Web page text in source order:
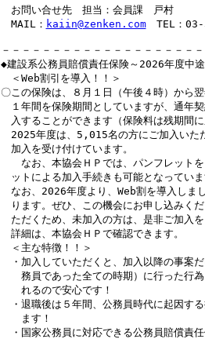
お問い合せ先　担当：会員課　戸村
MAIL： kaiin@zenken.com TEL：03-
－－－－－－－－－－－－－－－－－－－
◆建設系公務員賠償責任保険～2026年度中
＜Web割引を導入！！＞
〇この保険は、８月１日（午後４時）から
１年間を保険期間としていますが、通年
入することができます（保険料は残期間
2025年度は、5,015名の方にご加入いた
加入を受け付けています。
なお、本協会ＨＰでは、パンフレットを
ットによる加入手続きも可能となってい
なお、2026年度より、Web割を導入しま
ります。ぜひ、この機会にお申し込みく
ただくため、未加入の方は、是非ご加入
詳細は、本協会ＨＰで確認できます。
＜主な特徴！！＞
・加入していただくと、加入以降の事案
務員であった全ての時期）に行った行為
れるので安心です！
・退職後は５年間、公務員時代に起因す
ます！
・国家公務員に対応できる公務員賠償責